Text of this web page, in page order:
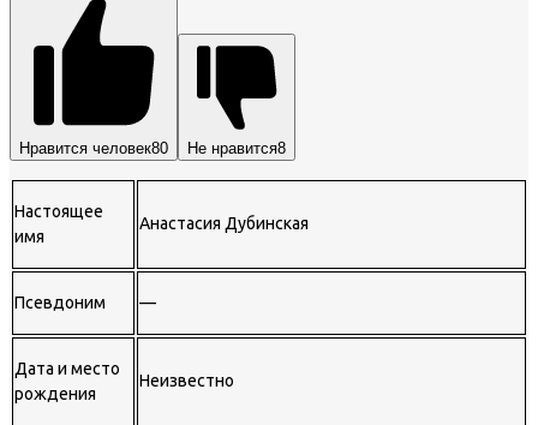
Нравится человек80 Не нравится8
Настоящее
имя
Анастасия Дубинская
Псевдоним —
Дата и место
рождения
Неизвестно